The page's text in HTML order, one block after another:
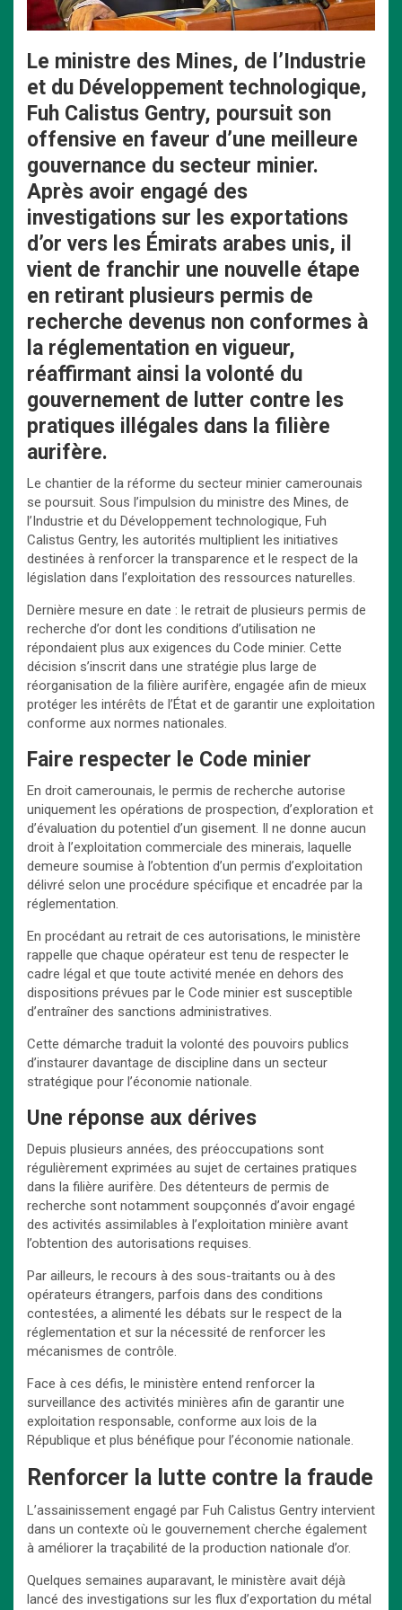
Le ministre des Mines, de l’Industrie
et du Développement technologique,
Fuh Calistus Gentry, poursuit son
offensive en faveur d’une meilleure
gouvernance du secteur minier.
Après avoir engagé des
investigations sur les exportations
d’or vers les Émirats arabes unis, il
vient de franchir une nouvelle étape
en retirant plusieurs permis de
recherche devenus non conformes à
la réglementation en vigueur,
réaffirmant ainsi la volonté du
gouvernement de lutter contre les
pratiques illégales dans la filière
aurifère.
Le chantier de la réforme du secteur minier camerounais
se poursuit. Sous l’impulsion du ministre des Mines, de
l’Industrie et du Développement technologique, Fuh
Calistus Gentry, les autorités multiplient les initiatives
destinées à renforcer la transparence et le respect de la
législation dans l’exploitation des ressources naturelles.
Dernière mesure en date : le retrait de plusieurs permis de
recherche d’or dont les conditions d’utilisation ne
répondaient plus aux exigences du Code minier. Cette
décision s’inscrit dans une stratégie plus large de
réorganisation de la filière aurifère, engagée afin de mieux
protéger les intérêts de l’État et de garantir une exploitation
conforme aux normes nationales.
Faire respecter le Code minier
En droit camerounais, le permis de recherche autorise
uniquement les opérations de prospection, d’exploration et
d’évaluation du potentiel d’un gisement. Il ne donne aucun
droit à l’exploitation commerciale des minerais, laquelle
demeure soumise à l’obtention d’un permis d’exploitation
délivré selon une procédure spécifique et encadrée par la
réglementation.
En procédant au retrait de ces autorisations, le ministère
rappelle que chaque opérateur est tenu de respecter le
cadre légal et que toute activité menée en dehors des
dispositions prévues par le Code minier est susceptible
d’entraîner des sanctions administratives.
Cette démarche traduit la volonté des pouvoirs publics
d’instaurer davantage de discipline dans un secteur
stratégique pour l’économie nationale.
Une réponse aux dérives
Depuis plusieurs années, des préoccupations sont
régulièrement exprimées au sujet de certaines pratiques
dans la filière aurifère. Des détenteurs de permis de
recherche sont notamment soupçonnés d’avoir engagé
des activités assimilables à l’exploitation minière avant
l’obtention des autorisations requises.
Par ailleurs, le recours à des sous-traitants ou à des
opérateurs étrangers, parfois dans des conditions
contestées, a alimenté les débats sur le respect de la
réglementation et sur la nécessité de renforcer les
mécanismes de contrôle.
Face à ces défis, le ministère entend renforcer la
surveillance des activités minières afin de garantir une
exploitation responsable, conforme aux lois de la
République et plus bénéfique pour l’économie nationale.
Renforcer la lutte contre la fraude
L’assainissement engagé par Fuh Calistus Gentry intervient
dans un contexte où le gouvernement cherche également
à améliorer la traçabilité de la production nationale d’or.
Quelques semaines auparavant, le ministère avait déjà
lancé des investigations sur les flux d’exportation du métal